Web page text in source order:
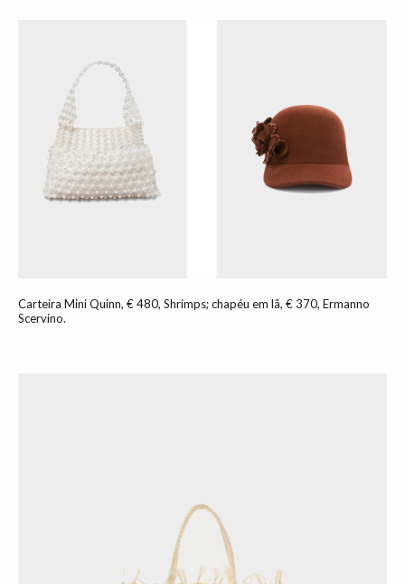
Carteira Mini Quinn, € 480, Shrimps; chapéu em lã, € 370, Ermanno
Scervino.